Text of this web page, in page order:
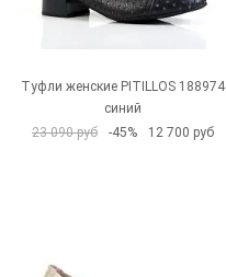
Туфли женские PITILLOS 188974
синий
23 090 руб
-45% 12 700 руб